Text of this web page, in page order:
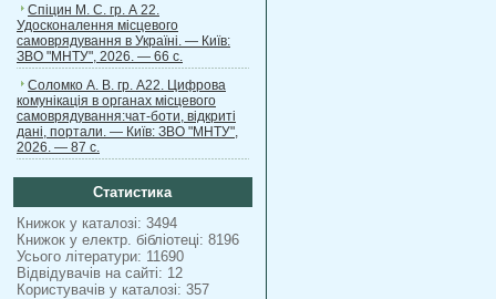
Спіцин М. С. гр. А 22.
Удосконалення місцевого
самоврядування в Україні. — Київ:
ЗВО "МНТУ", 2026. — 66 с.
Соломко А. В. гр. А22. Цифрова
комунікація в органах місцевого
самоврядування:чат-боти, відкриті
дані, портали. — Київ: ЗВО "МНТУ",
2026. — 87 с.
Статистика
Книжок у каталозі: 3494
Книжок у електр. бібліотеці: 8196
Усього літератури: 11690
Відвідувачів на сайті: 12
Користувачів у каталозі: 357